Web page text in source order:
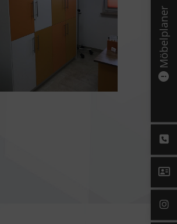
Möbelplaner